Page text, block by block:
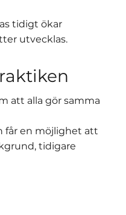
tidigt ökar
utvecklas.
att alla gör samma
får en möjlighet att
tidigare